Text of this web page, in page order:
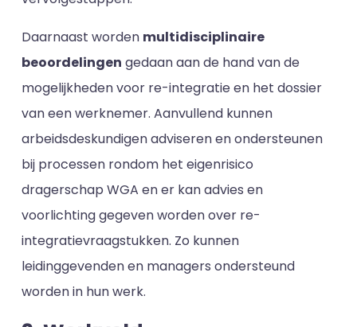
Daarnaast worden multidisciplinaire
beoordelingen gedaan aan de hand van de
mogelijkheden voor re-integratie en het dossier
van een werknemer. Aanvullend kunnen
arbeidsdeskundigen adviseren en ondersteunen
bij processen rondom het eigenrisico
dragerschap WGA en er kan advies en
voorlichting gegeven worden over re-
integratievraagstukken. Zo kunnen
leidinggevenden en managers ondersteund
worden in hun werk.